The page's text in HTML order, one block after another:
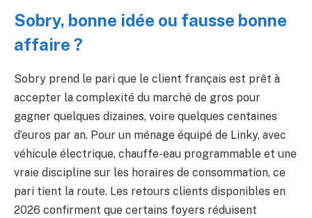
Sobry, bonne idée ou fausse bonne
affaire ?
Sobry prend le pari que le client français est prêt à
accepter la complexité du marché de gros pour
gagner quelques dizaines, voire quelques centaines
d’euros par an. Pour un ménage équipé de Linky, avec
véhicule électrique, chauffe-eau programmable et une
vraie discipline sur les horaires de consommation, ce
pari tient la route. Les retours clients disponibles en
2026 confirment que certains foyers réduisent